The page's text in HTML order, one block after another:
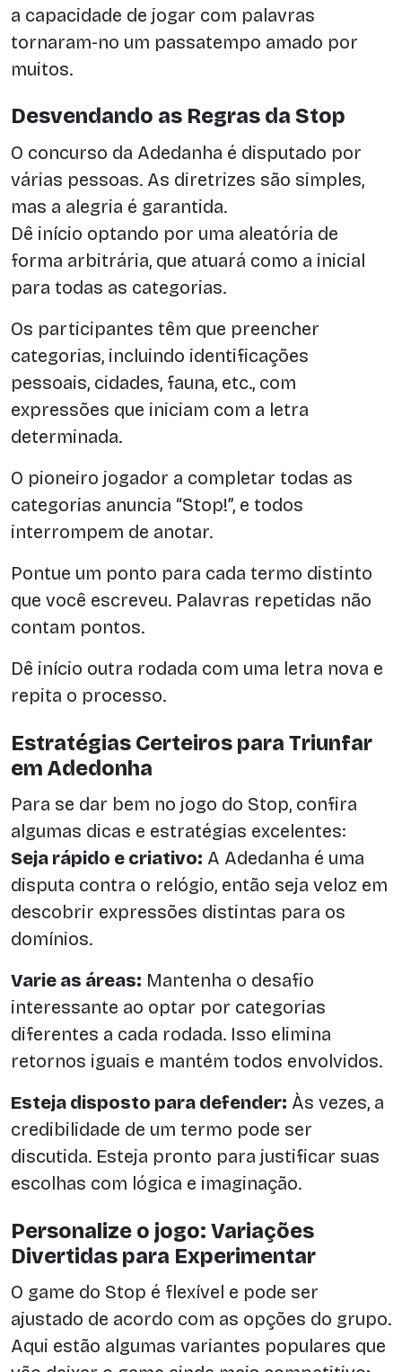
a capacidade de jogar com palavras
tornaram-no um passatempo amado por
muitos.
Desvendando as Regras da Stop
O concurso da Adedanha é disputado por
várias pessoas. As diretrizes são simples,
mas a alegria é garantida.
Dê início optando por uma aleatória de
forma arbitrária, que atuará como a inicial
para todas as categorias.
Os participantes têm que preencher
categorias, incluindo identificações
pessoais, cidades, fauna, etc., com
expressões que iniciam com a letra
determinada.
O pioneiro jogador a completar todas as
categorias anuncia “Stop!”, e todos
interrompem de anotar.
Pontue um ponto para cada termo distinto
que você escreveu. Palavras repetidas não
contam pontos.
Dê início outra rodada com uma letra nova e
repita o processo.
Estratégias Certeiros para Triunfar
em Adedonha
Para se dar bem no jogo do Stop, confira
algumas dicas e estratégias excelentes:
Seja rápido e criativo: A Adedanha é uma
disputa contra o relógio, então seja veloz em
descobrir expressões distintas para os
domínios.
Varie as áreas: Mantenha o desafio
interessante ao optar por categorias
diferentes a cada rodada. Isso elimina
retornos iguais e mantém todos envolvidos.
Esteja disposto para defender: Às vezes, a
credibilidade de um termo pode ser
discutida. Esteja pronto para justificar suas
escolhas com lógica e imaginação.
Personalize o jogo: Variações
Divertidas para Experimentar
O game do Stop é flexível e pode ser
ajustado de acordo com as opções do grupo.
Aqui estão algumas variantes populares que